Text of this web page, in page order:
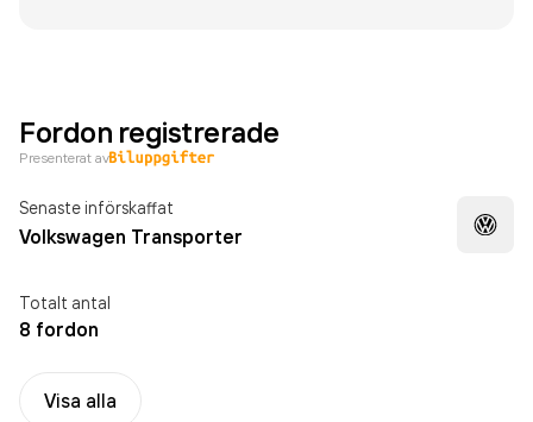
Fordon registrerade
Presenterat av
Senaste införskaffat
Volkswagen Transporter
Totalt antal
8 fordon
Visa alla